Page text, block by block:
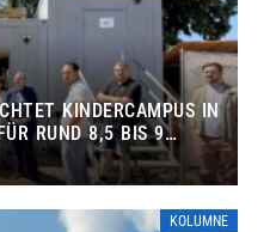
KINDERCAMPUS IN
RUND 8,5 BIS 9
KOLUMNE